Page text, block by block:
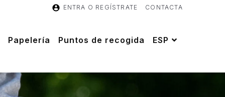
ENTRA O REGÍSTRATE CONTACTA
Papelería Puntos de recogida ESP